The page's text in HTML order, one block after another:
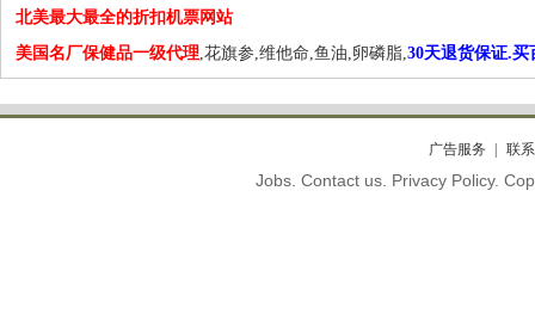
北美最大最全的折扣机票网站
美国名厂保健品一级代理,花旗参,维他命,鱼油,卵磷脂,30天退货保证.买
广告服务 联
Jobs. Contact us. Privacy Policy.